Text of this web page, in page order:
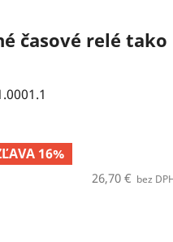
časové relé tako
16%
26,70 € bez